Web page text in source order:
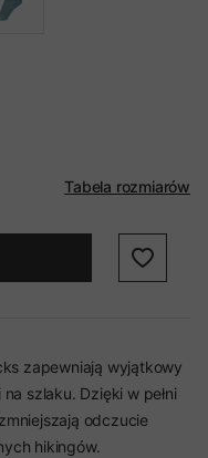
Tabela rozmiarów
zapewniają wyjątkowy
szlaku. Dzięki w pełni
odczucie
hikingów.